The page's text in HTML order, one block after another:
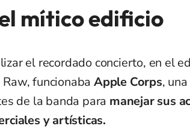
mítico edificio
el recordado concierto, en el
funcionaba Apple Corps,
de la banda para manejar sus
y artísticas.